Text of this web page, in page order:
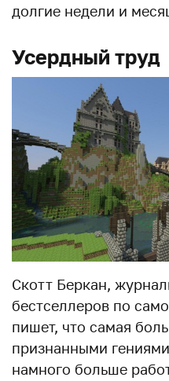
долгие недели и
Усердный труд
Скотт Беркан,
бестселлеров по
пишет, что самая
признанными
намного больше